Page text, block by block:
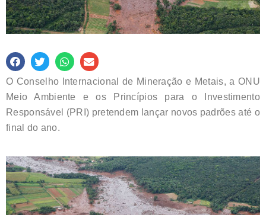
O Conselho Internacional de Mineração e Metais, a ONU
Meio Ambiente e os Princípios para o Investimento
Responsável (PRI) pretendem lançar novos padrões até o
final do ano.